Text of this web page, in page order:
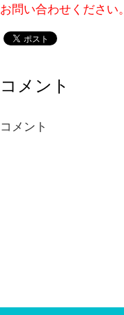
お問い合わせください。
コメント
コメント